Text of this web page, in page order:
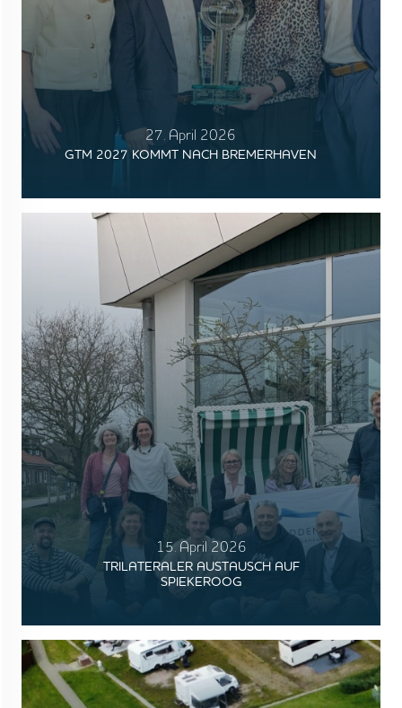
27. April 2026
GTM 2027 KOMMT NACH BREMERHAVEN
15. April 2026
TRILATERALER AUSTAUSCH AUF
SPIEKEROOG